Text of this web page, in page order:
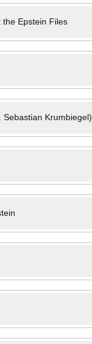
the Epstein Files
Sebastian Krumbiegel)